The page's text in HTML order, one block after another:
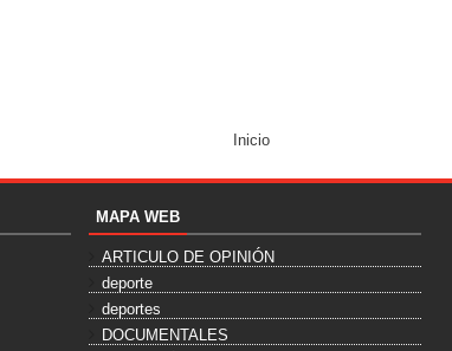
Inicio
MAPA WEB
ARTICULO DE OPINIÓN
deporte
deportes
DOCUMENTALES